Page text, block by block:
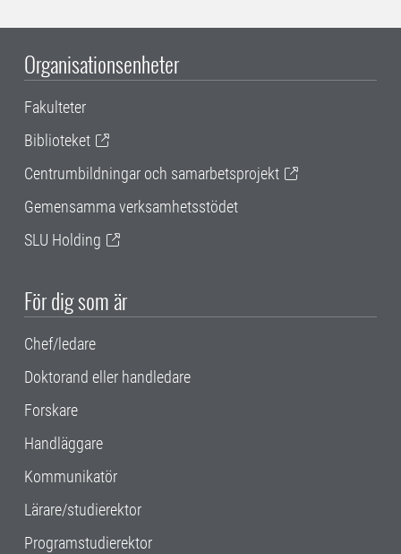
Organisationsenheter
Fakulteter
Biblioteket
Centrumbildningar och samarbetsprojekt
Gemensamma verksamhetsstödet
SLU Holding
För dig som är
Chef/ledare
Doktorand eller handledare
Forskare
Handläggare
Kommunikatör
Lärare/studierektor
Programstudierektor